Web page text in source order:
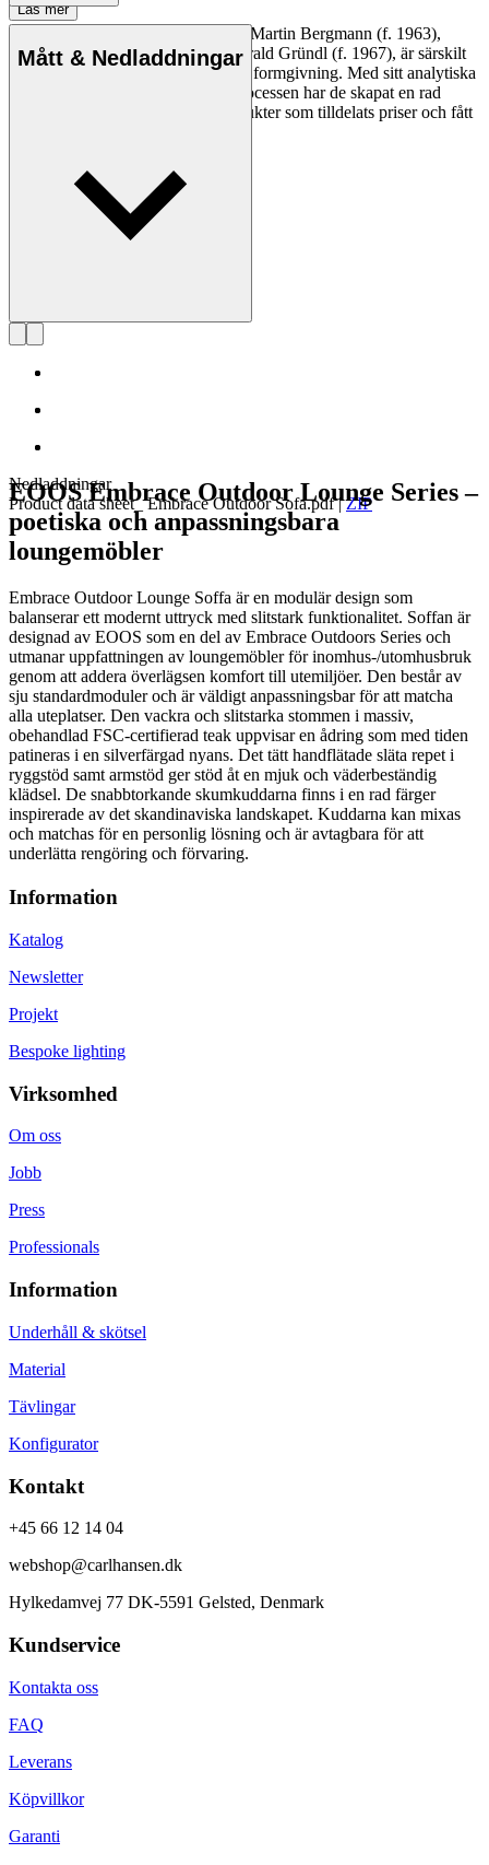
Läs mer
Designstudion EOOS, grundad av Martin Bergmann (f. 1963),
Gernot Bohmann (f. 1968) och Harald Gründl (f. 1967), är särskilt
känd för sin poetiska inställning till formgivning. Med sitt analytiska
förhållningssätt till formgivningsprocessen har de skapat en rad
industriella och sociala designprodukter som tilldelats priser och fått
Läs mer om EOOS
Mått & Nedladdningar
Nedladdningar
Product data sheet_ Embrace Outdoor Sofa.pdf|ZIP
EOOS Embrace Outdoor Lounge Series –
poetiska och anpassningsbara
loungemöbler
Embrace Outdoor Lounge Soffa är en modulär design som
balanserar ett modernt uttryck med slitstark funktionalitet. Soffan är
designad av EOOS som en del av Embrace Outdoors Series och
utmanar uppfattningen av loungemöbler för inomhus-/utomhusbruk
genom att addera överlägsen komfort till utemiljöer. Den består av
sju standardmoduler och är väldigt anpassningsbar för att matcha
alla uteplatser. Den vackra och slitstarka stommen i massiv,
obehandlad FSC-certifierad teak uppvisar en ådring som med tiden
patineras i en silverfärgad nyans. Det tätt handflätade släta repet i
ryggstöd samt armstöd ger stöd åt en mjuk och väderbeständig
klädsel. De snabbtorkande skumkuddarna finns i en rad färger
inspirerade av det skandinaviska landskapet. Kuddarna kan mixas
och matchas för en personlig lösning och är avtagbara för att
underlätta rengöring och förvaring.
Information
Katalog
Newsletter
Projekt
Bespoke lighting
Virksomhed
Om oss
Jobb
Press
Professionals
Information
Underhåll & skötsel
Material
Tävlingar
Konfigurator
Kontakt
+45 66 12 14 04
webshop@carlhansen.dk
Hylkedamvej 77 DK-5591 Gelsted, Denmark
Kundservice
Kontakta oss
FAQ
Leverans
Köpvillkor
Garanti